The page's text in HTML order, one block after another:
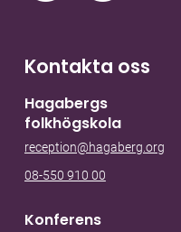
Kontakta oss
Hagabergs
folkhögskola
reception@hagaberg.org
08-550 910 00
Konferens